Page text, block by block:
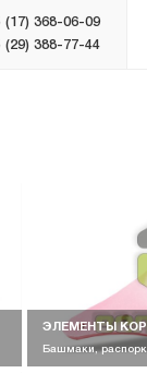
(17) 368-06-09
(29) 388-77-44
ЭЛЕМЕНТЫ
Башмаки,